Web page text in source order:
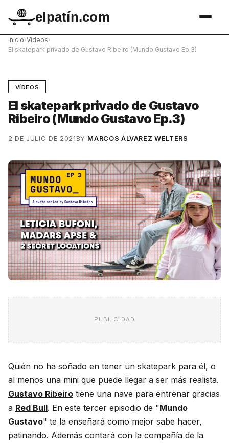
elpatín.com
Inicio›Vídeos›
El skatepark privado de Gustavo Ribeiro (Mundo Gustavo Ep.3)
VÍDEOS
El skatepark privado de Gustavo
Ribeiro (Mundo Gustavo Ep.3)
2 DE JULIO DE 2021BY MARCOS ÁLVAREZ WELTERS
PUBLICIDAD
Quién no ha soñado en tener un skatepark para él, o
al menos una mini que puede llegar a ser más realista.
Gustavo Ribeiro tiene una nave para entrenar gracias
a Red Bull. En este tercer episodio de "Mundo
Gustavo" te la enseñará como mejor sabe hacer,
patinando. Además contará con la compañía de la